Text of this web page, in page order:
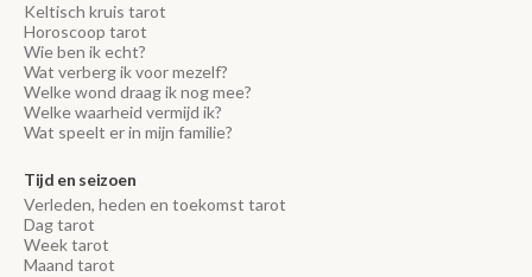
Keltisch kruis tarot
Horoscoop tarot
Wie ben ik echt?
Wat verberg ik voor mezelf?
Welke wond draag ik nog mee?
Welke waarheid vermijd ik?
Wat speelt er in mijn familie?
Tijd en seizoen
Verleden, heden en toekomst tarot
Dag tarot
Week tarot
Maand tarot